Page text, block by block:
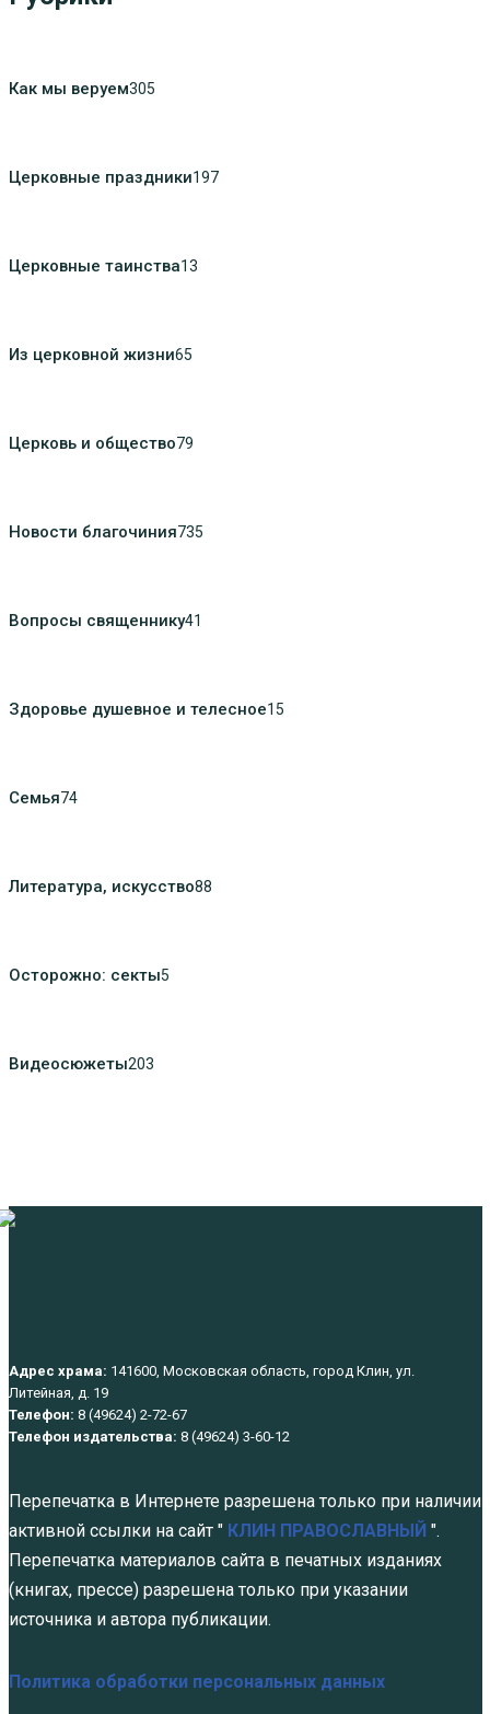
Как мы веруем305
Церковные праздники197
Церковные таинства13
Из церковной жизни65
Церковь и общество79
Новости благочиния735
Вопросы священнику41
Здоровье душевное и телесное15
Семья74
Литература, искуcство88
Осторожно: секты5
Видеосюжеты203
Адрес храма: 141600, Московская область, город Клин, ул.
Литейная, д. 19
Телефон: 8 (49624) 2-72-67
Телефон издательства: 8 (49624) 3-60-12
Перепечатка в Интернете разрешена только при наличии
активной ссылки на сайт " КЛИН ПРАВОСЛАВНЫЙ ".
Перепечатка материалов сайта в печатных изданиях
(книгах, прессе) разрешена только при указании
источника и автора публикации.
Политика обработки персональных данных